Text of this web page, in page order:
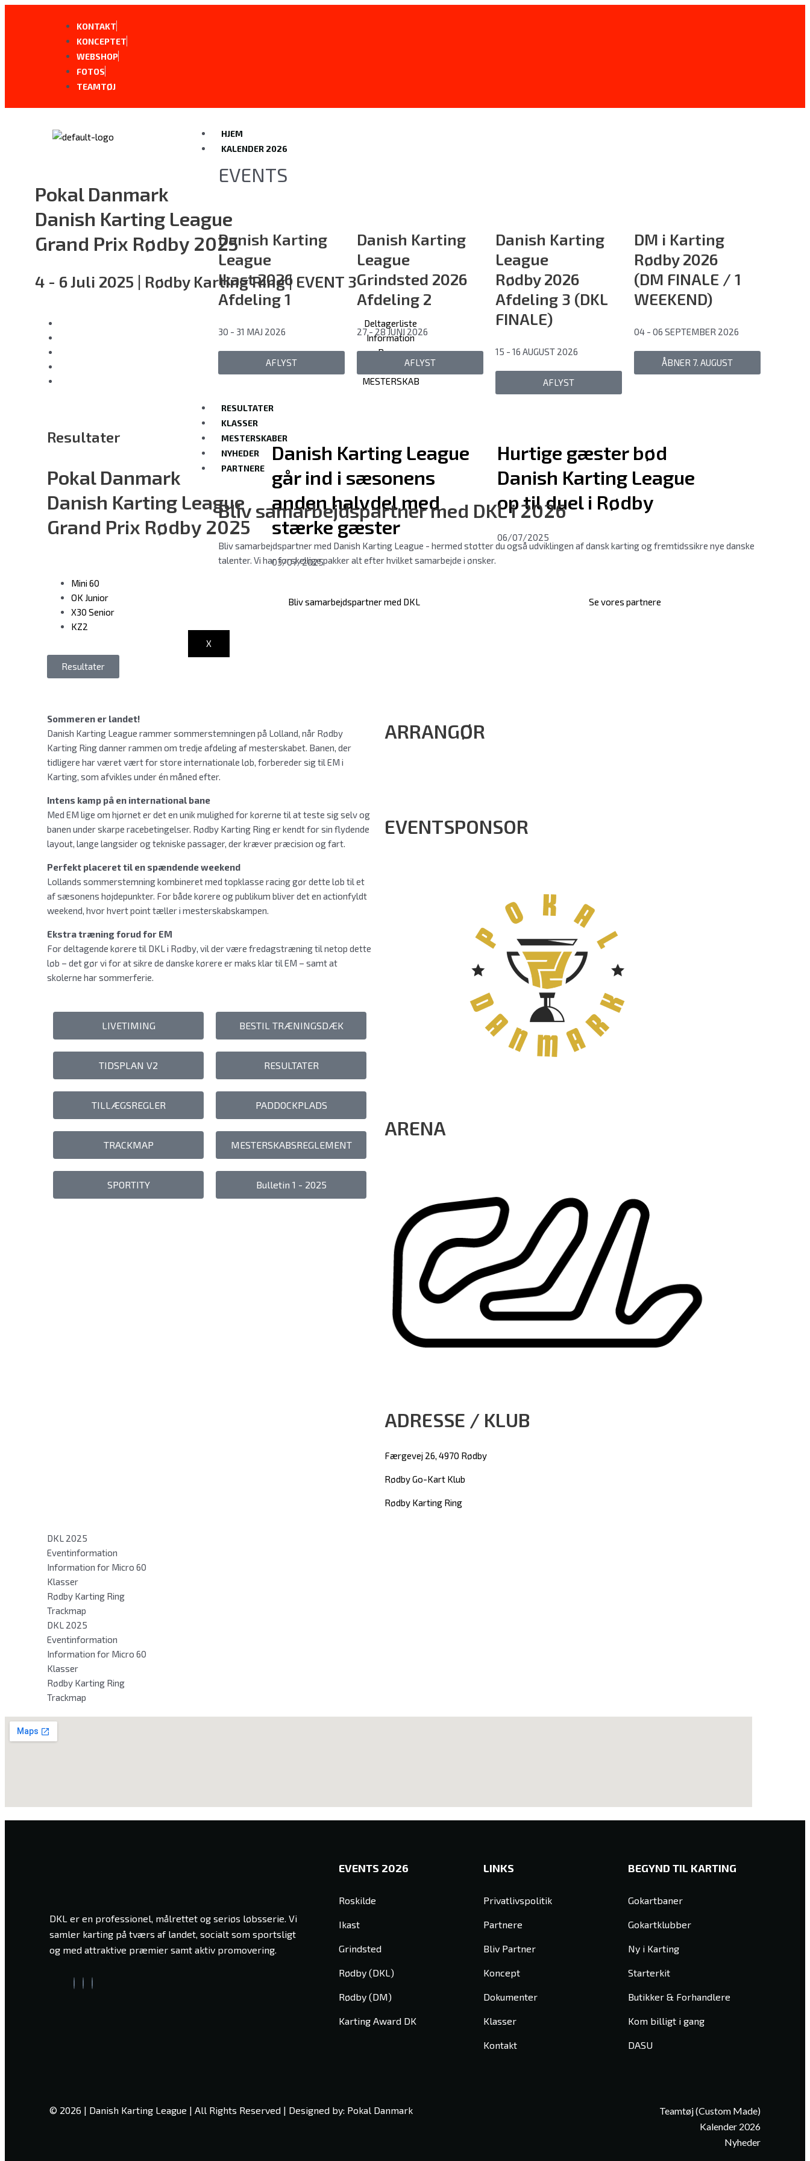
Gå
KONTAKT
KONCEPTET
WEBSHOP
FOTOS
TEAMTØJ
HJEM
KALENDER 2026
EVENTS
Danish Karting
League
Ikast 2026
Afdeling 1
30 - 31 MAJ 2026
AFLYST
Danish Karting
League
Grindsted 2026
Afdeling 2
27 - 28 JUNI 2026
AFLYST
Danish Karting
League
Rødby 2026
Afdeling 3 (DKL
FINALE)
15 - 16 AUGUST 2026
AFLYST
DM i Karting
Rødby 2026
(DM FINALE / 1
WEEKEND)
04 - 06 SEPTEMBER 2026
ÅBNER 7. AUGUST
RESULTATER
KLASSER
MESTERSKABER
NYHEDER
PARTNERE
Bliv samarbejdspartner med DKL i 2026
Bliv samarbejdspartner med Danish Karting League - hermed støtter du også udviklingen af dansk karting og fremtidssikre nye danske
talenter. Vi har forskellige pakker alt efter hvilket samarbejde i ønsker.
Bliv samarbejdspartner med DKL Se vores partnere
X
Pokal Danmark
Danish Karting League
Grand Prix Rødby 2025
4 - 6 Juli 2025 | Rødby Karting Ring | EVENT 3
Deltagerliste
Information
Banen
RESULTATER
MESTERSKAB
Resultater
Pokal Danmark
Danish Karting League
Grand Prix Rødby 2025
Mini 60
OK Junior
X30 Senior
KZ2
Resultater
Danish Karting League
går ind i sæsonens
anden halvdel med
stærke gæster
03/07/2025
Hurtige gæster bød
Danish Karting League
op til duel i Rødby
06/07/2025
Sommeren er landet!
Danish Karting League rammer sommerstemningen på Lolland, når Rødby
Karting Ring danner rammen om tredje afdeling af mesterskabet. Banen, der
tidligere har været vært for store internationale løb, forbereder sig til EM i
Karting, som afvikles under én måned efter.
Intens kamp på en international bane
Med EM lige om hjørnet er det en unik mulighed for kørerne til at teste sig selv og
banen under skarpe racebetingelser. Rødby Karting Ring er kendt for sin flydende
layout, lange langsider og tekniske passager, der kræver præcision og fart.
Perfekt placeret til en spændende weekend
Lollands sommerstemning kombineret med topklasse racing gør dette løb til et
af sæsonens højdepunkter. For både kørere og publikum bliver det en actionfyldt
weekend, hvor hvert point tæller i mesterskabskampen.
Ekstra træning forud for EM
For deltagende kørere til DKL i Rødby, vil der være fredagstræning til netop dette
løb – det gør vi for at sikre de danske kørere er maks klar til EM – samt at
skolerne har sommerferie.
LIVETIMING BESTIL TRÆNINGSDÆK
TIDSPLAN V2 RESULTATER
TILLÆGSREGLER PADDOCKPLADS
TRACKMAP MESTERSKABSREGLEMENT
SPORTITY Bulletin 1 - 2025
ARRANGØR
EVENTSPONSOR
ARENA
ADRESSE / KLUB
Færgevej 26, 4970 Rødby
Rødby Go-Kart Klub
Rødby Karting Ring
DKL 2025
Eventinformation
Information for Micro 60
Klasser
Rødby Karting Ring
Trackmap
DKL 2025
Eventinformation
Information for Micro 60
Klasser
Rødby Karting Ring
Trackmap
DKL er en professionel, målrettet og seriøs løbsserie. Vi
samler karting på tværs af landet, socialt som sportsligt
og med attraktive præmier samt aktiv promovering.
EVENTS 2026
Roskilde
Ikast
Grindsted
Rødby (DKL)
Rødby (DM)
Karting Award DK
LINKS
Privatlivspolitik
Partnere
Bliv Partner
Koncept
Dokumenter
Klasser
Kontakt
BEGYND TIL KARTING
Gokartbaner
Gokartklubber
Ny i Karting
Starterkit
Butikker & Forhandlere
Kom billigt i gang
DASU
© 2026 | Danish Karting League | All Rights Reserved | Designed by: Pokal Danmark
Teamtøj (Custom Made)
Kalender 2026
Nyheder